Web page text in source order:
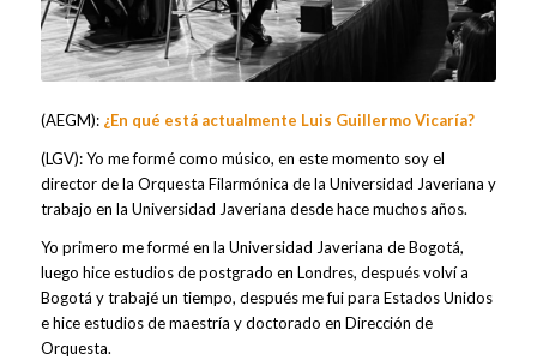
(AEGM): ¿En qué está actualmente Luis Guillermo Vicaría?
(LGV): Yo me formé como músico, en este momento soy el
director de la Orquesta Filarmónica de la Universidad Javeriana y
trabajo en la Universidad Javeriana desde hace muchos años.
Yo primero me formé en la Universidad Javeriana de Bogotá,
luego hice estudios de postgrado en Londres, después volví a
Bogotá y trabajé un tiempo, después me fui para Estados Unidos
e hice estudios de maestría y doctorado en Dirección de
Orquesta.